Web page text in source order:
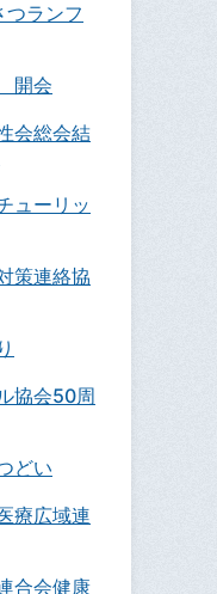
ランフ
開会
会総会結
ューリッ
策連絡協
協会50周
どい
療広域連
合会健康